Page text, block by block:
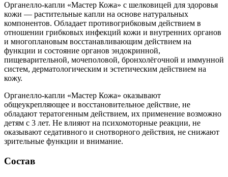
Органелло-капли «Мастер Кожа» с шелковицей для здоровья
кожи — растительные капли на основе натуральных
компонентов. Обладает противогрибковым действием в
отношении грибковых инфекций кожи и внутренних органов
и многоплановым восстанавливающим действием на
функции и состояние органов эндокринной,
пищеварительной, мочеполовой, бронхолёгочной и иммунной
систем, дерматологическим и эстетическим действием на
кожу.
Органелло-капли «Мастер Кожа» оказывают
общеукрепляющее и восстановительное действие, не
обладают тератогенным действием, их применение возможно
детям с 3 лет. Не влияют на психомоторные реакции, не
оказывают седативного и снотворного действия, не снижают
зрительные функции и внимание.
Состав